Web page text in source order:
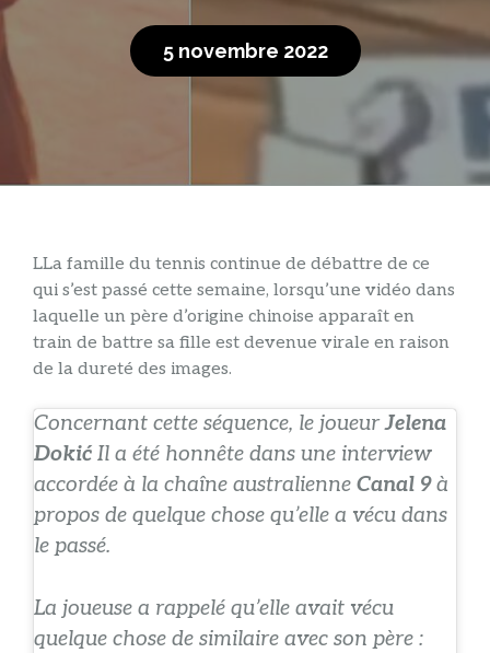
5 novembre 2022
LLa famille du tennis continue de débattre de ce
qui s’est passé cette semaine, lorsqu’une vidéo dans
laquelle un père d’origine chinoise apparaît en
train de battre sa fille est devenue virale en raison
de la dureté des images.
Concernant cette séquence, le joueurJelena
Dokić Il a été honnête dans une interview
accordée à la chaîne australienne Canal 9à
propos de quelque chose qu’elle a vécu dans
le passé.
La joueuse a rappelé qu’elle avait vécu
quelque chose de similaire avec son père :